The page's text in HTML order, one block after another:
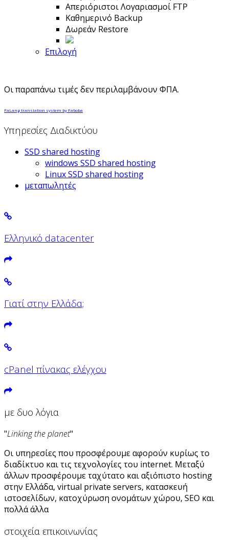
Απεριόριστοι Λογαριασμοί FTP
Καθημερινό Backup
Δωρεάν Restore
Επιλογή
Οι παραπάνω τιμές δεν περιλαμβάνουν ΦΠΑ.
FaLang translation system by Faboba
Υπηρεσίες Διαδικτύου
SSD shared hosting
windows SSD shared hosting
Linux SSD shared hosting
μεταπωλητές
Ελληνικό datacenter
Γιατί στην Ελλάδα;
cPanel πίνακας ελέγχου
με δυο λόγια
"Linking the planet"
Οι υπηρεσίες που προσφέρουμε αφορούν κυρίως το
διαδίκτυο και τις τεχνολογίες του internet. Μεταξύ
άλλων προσφέρουμε ταχύτατο και αξιόπιστο hosting
στην Ελλάδα, virtual private servers, κατασκευή
ιστοσελίδων, κατοχύρωση ονομάτων χώρου, SEO και
πολλά άλλα
στοιχεία επικοινωνίας